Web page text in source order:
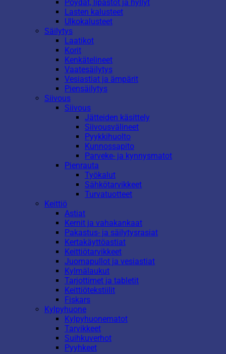
Pöydät, lipastot ja hyllyt
Lasten kalusteet
Ulkokalusteet
Säilytys
Laatikot
Korit
Kenkätelineet
Vaatesäilytys
Vesiastiat ja ämpärit
Piensäilytys
Siivous
Siivous
Jätteiden käsittely
Siivousvälineet
Pyykkihuolto
Kunnossapito
Parveke- ja kynnysmatot
Pienrauta
Työkalut
Sähkötarvikkeet
Turvatuotteet
Keittiö
Astiat
Kernit ja vahakankaat
Pakastus- ja säilytysrasiat
Kertakäyttöastiat
Keittiötarvikkeet
Juomapullot ja vesiastiat
Kylmälaukut
Tarjottimet ja tabletit
Keittiötekstiilit
Fiskars
Kylpyhuone
Kylpyhuonematot
Tarvikkeet
Suihkuverhot
Pyyhkeet